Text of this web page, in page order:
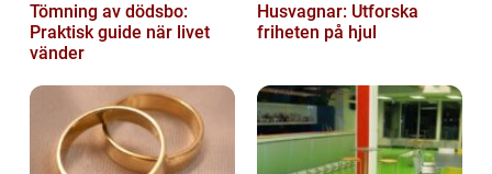
Tömning av dödsbo:
Praktisk guide när livet
vänder
Husvagnar: Utforska
friheten på hjul